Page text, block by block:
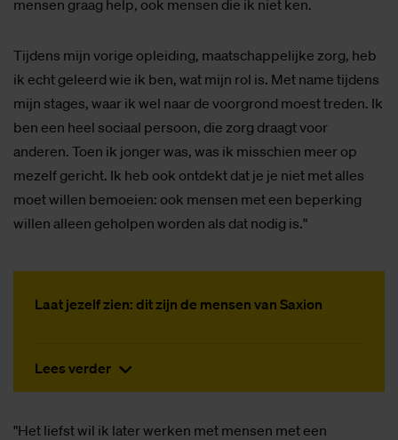
mensen graag help, ook mensen die ik niet ken.
Tijdens mijn vorige opleiding, maatschappelijke zorg, heb
ik echt geleerd wie ik ben, wat mijn rol is. Met name tijdens
mijn stages, waar ik wel naar de voorgrond moest treden. Ik
ben een heel sociaal persoon, die zorg draagt voor
anderen. Toen ik jonger was, was ik misschien meer op
mezelf gericht. Ik heb ook ontdekt dat je je niet met alles
moet willen bemoeien: ook mensen met een beperking
willen alleen geholpen worden als dat nodig is."
Laat jezelf zien: dit zijn de mensen van Saxion
Lees verder
"Het liefst wil ik later werken met mensen met een